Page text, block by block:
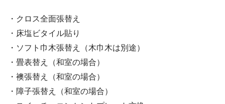
・クロス全面張替え
・床塩ビタイル貼り
・ソフト巾木張替え（木巾木は別途）
・畳表替え（和室の場合）
・襖張替え（和室の場合）
・障子張替え（和室の場合）